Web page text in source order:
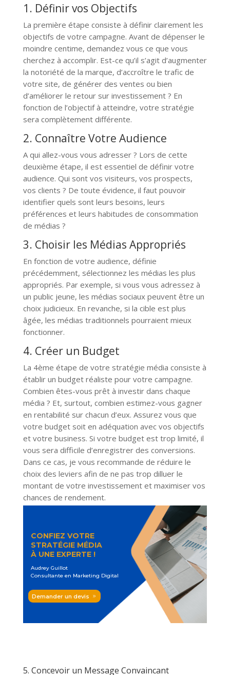
1. Définir vos Objectifs
La première étape consiste à définir clairement les
objectifs de votre campagne. Avant de dépenser le
moindre centime, demandez vous ce que vous
cherchez à accomplir. Est-ce qu’il s’agit d’augmenter
la notoriété de la marque, d’accroître le trafic de
votre site, de générer des ventes ou bien
d’améliorer le retour sur investissement ? En
fonction de l’objectif à atteindre, votre stratégie
sera complètement différente.
2. Connaître Votre Audience
A qui allez-vous vous adresser ? Lors de cette
deuxième étape, il est essentiel de définir votre
audience. Qui sont vos visiteurs, vos prospects,
vos clients ? De toute évidence, il faut pouvoir
identifier quels sont leurs besoins, leurs
préférences et leurs habitudes de consommation
de médias ?
3. Choisir les Médias Appropriés
En fonction de votre audience, définie
précédemment, sélectionnez les médias les plus
appropriés. Par exemple, si vous vous adressez à
un public jeune, les médias sociaux peuvent être un
choix judicieux. En revanche, si la cible est plus
âgée, les médias traditionnels pourraient mieux
fonctionner.
4. Créer un Budget
La 4ème étape de votre stratégie média consiste à
établir un budget réaliste pour votre campagne.
Combien êtes-vous prêt à investir dans chaque
média ? Et, surtout, combien estimez-vous gagner
en rentabilité sur chacun d’eux. Assurez vous que
votre budget soit en adéquation avec vos objectifs
et votre business. Si votre budget est trop limité, il
vous sera difficile d’enregistrer des conversions.
Dans ce cas, je vous recommande de réduire le
choix des leviers afin de ne pas trop dilluer le
montant de votre investissement et maximiser vos
chances de rendement.
CONFIEZ VOTRE
STRATÉGIE MÉDIA
ÀUNE EXPERTE !
Audrey Guillot
Consultante en Marketing Digital
Demander un devis
5. Concevoir un Message Convaincant